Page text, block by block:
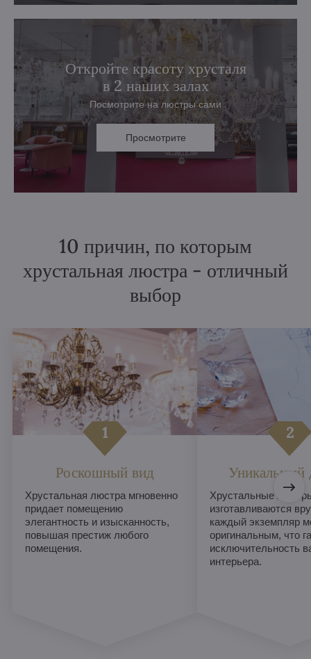
Откройте красоту хрусталя
в 2 наших залах
Посмотрите на люстры сами
Просмотрите
10 причин, по которым
хрустальная люстра - отличный
выбор
Роскошный вид
Хрустальная люстра мгновенно
придает помещению
элегантность и изысканность,
повышая престиж любого
помещения.
Уникальный
Хрустальные
изготавливаются
каждый экземпляр
оригинальным, что
исключительность
интерьера.